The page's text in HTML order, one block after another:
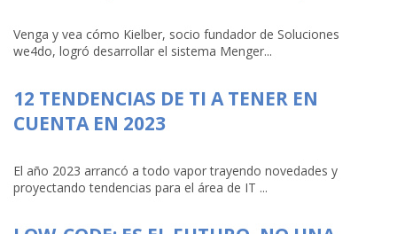
Venga y vea cómo Kielber, socio fundador de Soluciones
we4do, logró desarrollar el sistema Menger...
12 TENDENCIAS DE TI A TENER EN
CUENTA EN 2023
El año 2023 arrancó a todo vapor trayendo novedades y
proyectando tendencias para el área de IT ...